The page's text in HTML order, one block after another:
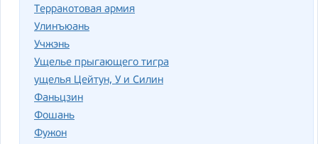
Терракотовая армия
Улинъюань
Учжэнь
Ущелье прыгающего тигра
ущелья Цейтун, У и Силин
Фаньцзин
Фошань
Фужон